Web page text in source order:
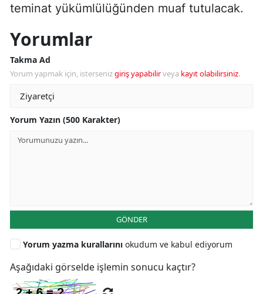
teminat yükümlülüğünden muaf tutulacak.
Yorumlar
Takma Ad
Yorum yapmak için, istersenizgiriş yapabilirveya kayıt olabilirsiniz.
Yorum Yazın (500 Karakter)
GÖNDER
Yorum yazma kurallarını okudum ve kabul ediyorum
Aşağıdaki görselde işlemin sonucu kaçtır?